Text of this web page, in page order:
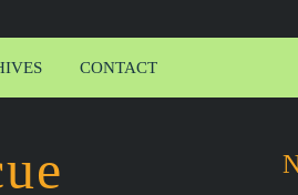
CONTACT